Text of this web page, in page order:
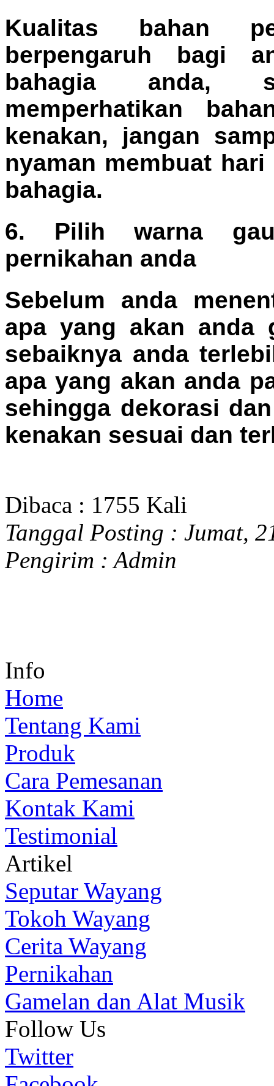
Kualitas bahan
berpengaruh bagi
bahagia anda,
memperhatikan
kenakan, jangan
nyaman membuat
bahagia.
6. Pilih warna
pernikahan anda
Sebelum anda
apa yang akan anda
sebaiknya anda
apa yang akan anda
sehingga dekorasi
kenakan sesuai dan
Dibaca : 1755 Kali
Tanggal Posting : Jumat,
Pengirim :Admin
Info
Home
Tentang Kami
Produk
Cara Pemesanan
Kontak Kami
Testimonial
Artikel
Seputar Wayang
Tokoh Wayang
Cerita Wayang
Pernikahan
Gamelan dan Alat Musik
Follow Us
Twitter